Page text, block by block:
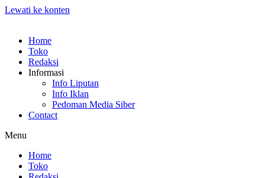
Lewati ke konten
Home
Toko
Redaksi
Informasi
Info Liputan
Info Iklan
Pedoman Media Siber
Contact
Menu
Home
Toko